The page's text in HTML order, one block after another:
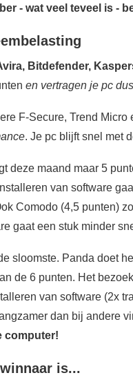
- wat veel teveel is -
Bitdefender,
en vertragen je pc
F-Secure, Trend
. Je pc blijft snel met
deze maand maar 5
van software
Comodo (4,5 punten)
gaat een stuk minder
sloomste. Panda doet
de 6 punten. Het
van software (2x
dan bij andere
computer!
is...